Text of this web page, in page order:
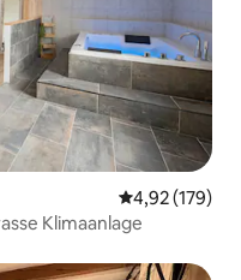
4,92 (179)
Klimaanlage